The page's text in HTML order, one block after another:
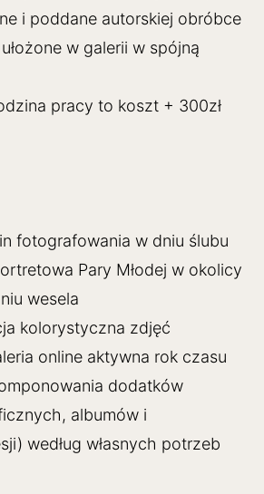
i poddane autorskiej obróbce
w galerii w spójną
pracy to koszt + 300zł
fotografowania w dniu ślubu
Pary Młodej w okolicy
wesela
kolorystyczna zdjęć
online aktywna rok czasu
dodatków
albumów i
według własnych potrzeb